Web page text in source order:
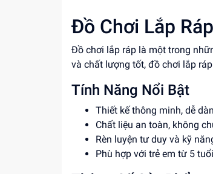
Đồ Chơi Lắp
Đồ chơi lắp ráp là một trong
và chất lượng tốt, đồ chơi lắp
Tính Năng Nổi Bật
Thiết kế thông minh, dễ
Chất liệu an toàn, không
Rèn luyện tư duy và kỹ
Phù hợp với trẻ em từ 5